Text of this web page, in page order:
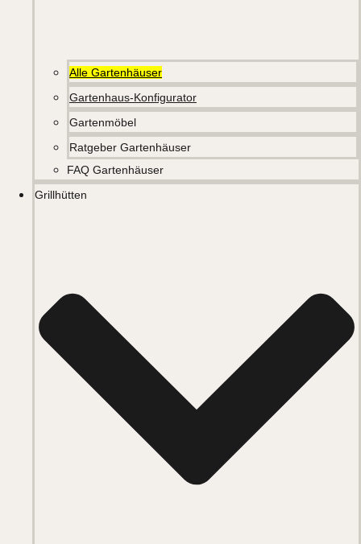
Alle Gartenhäuser
Gartenhaus-Konfigurator
Gartenmöbel
Ratgeber Gartenhäuser
FAQ Gartenhäuser
Grillhütten